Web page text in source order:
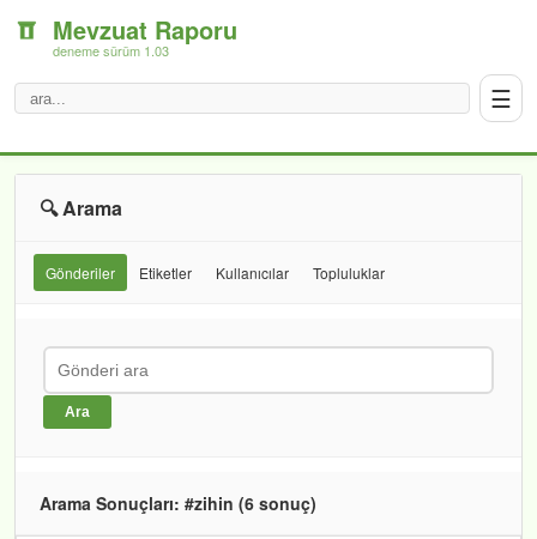
Mevzuat Raporu
deneme sürüm 1.03
☰
🔍 Arama
Gönderiler Etiketler Kullanıcılar Topluluklar
Ara
Arama Sonuçları: #zihin (6 sonuç)